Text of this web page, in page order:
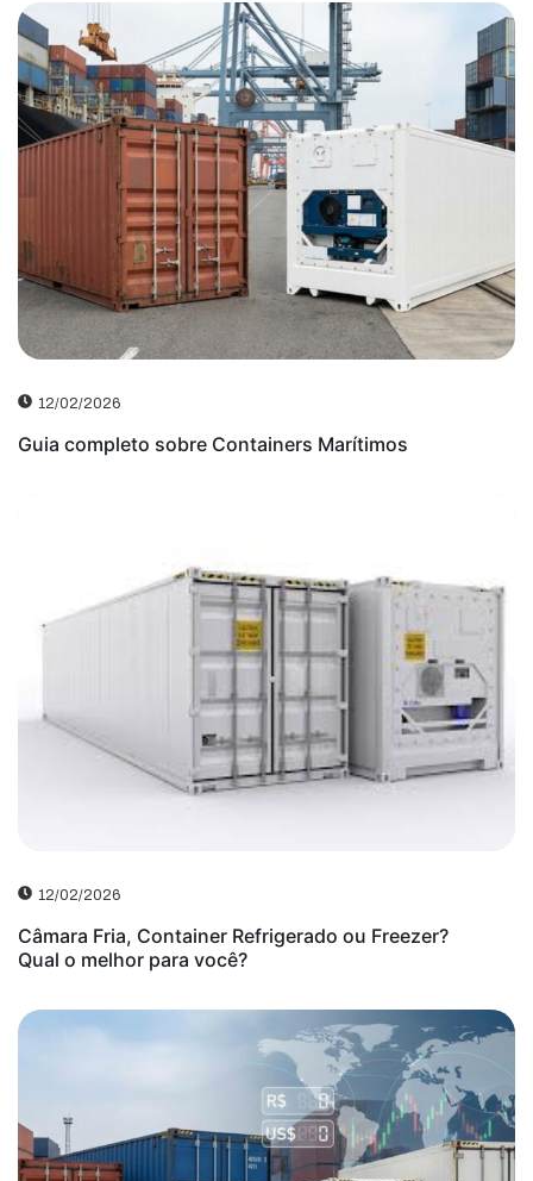
12/02/2026
Guia completo sobre Containers Marítimos
12/02/2026
Câmara Fria, Container Refrigerado ou Freezer?
Qual o melhor para você?